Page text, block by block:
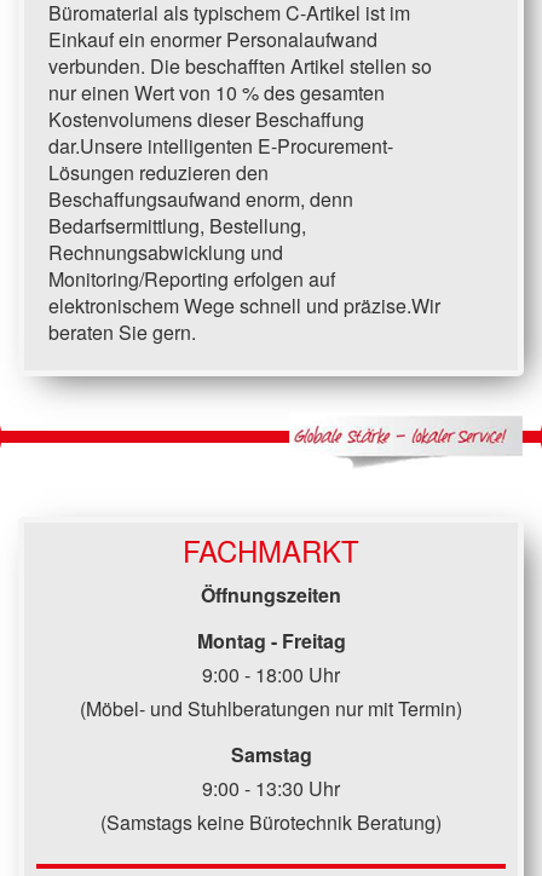
Büromaterial als typischem C-Artikel ist im
Einkauf ein enormer Personalaufwand
verbunden. Die beschafften Artikel stellen so
nur einen Wert von 10 % des gesamten
Kostenvolumens dieser Beschaffung
dar.Unsere intelligenten E-Procurement-
Lösungen reduzieren den
Beschaffungsaufwand enorm, denn
Bedarfsermittlung, Bestellung,
Rechnungsabwicklung und
Monitoring/Reporting erfolgen auf
elektronischem Wege schnell und präzise.Wir
beraten Sie gern.
FACHMARKT
Öffnungszeiten
Montag - Freitag
9:00 - 18:00 Uhr
(Möbel- und Stuhlberatungen nur mit Termin)
Samstag
9:00 - 13:30 Uhr
(Samstags keine Bürotechnik Beratung)